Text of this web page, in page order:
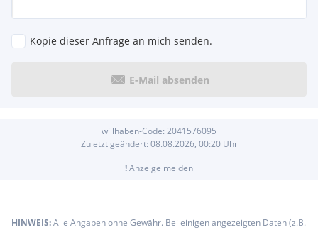
Kopie dieser Anfrage an mich senden.
E-Mail absenden
willhaben-Code: 2041576095
Zuletzt geändert: 08.08.2026, 00:20Uhr
!Anzeige melden
HINWEIS:Alle Angaben ohne Gewähr. Bei einigen angezeigten Daten (z.B.